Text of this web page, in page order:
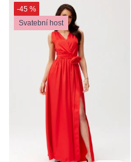
-45 %
Svatební host